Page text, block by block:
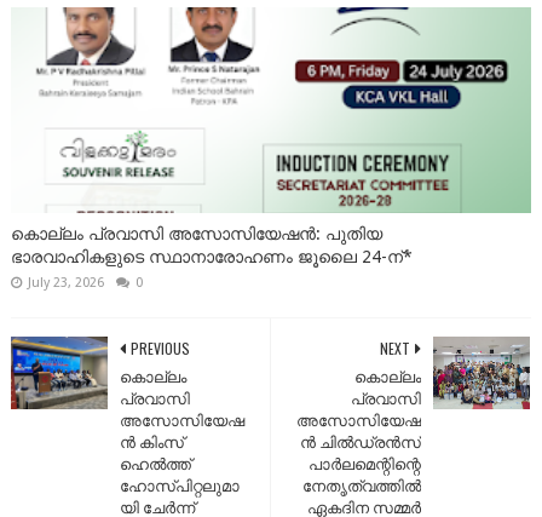
കൊല്ലം പ്രവാസി അസോസിയേഷൻ: പുതിയ
ഭാരവാഹികളുടെ സ്ഥാനാരോഹണം ജൂലൈ 24-ന്*
July 23, 2026 0
NEXT
കൊല്ലം
പ്രവാസി
അസോസിയേഷ
ന്‍ ചില്‍ഡ്രന്‍സ്
പാർലമെന്റിന്റെ
നേതൃത്വത്തില്‍
ഏകദിന സമ്മര്‍
PREVIOUS
കൊല്ലം
പ്രവാസി
അസോസിയേഷ
ൻ കിംസ്
ഹെൽത്ത്
ഹോസ്പിറ്റലുമാ
യി ചേർന്ന്